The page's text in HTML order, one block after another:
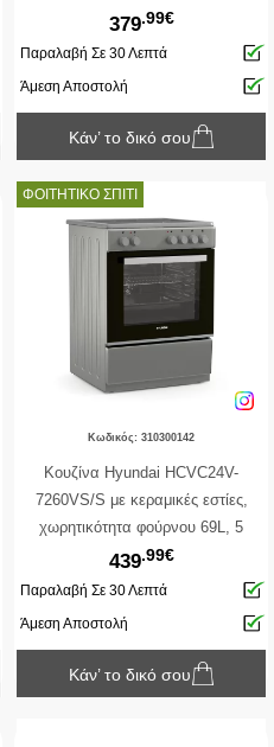
φούρνου 69L, 5 λειτουργίες
ψησίματος και ενεργειακή κλάση Α
379.99€
Παραλαβή Σε 30 Λεπτά
Άμεση Αποστολή
Κάν’ το δικό σου
ΦΟΙΤΗΤΙΚΟ ΣΠΙΤΙ
Κωδικός: 310300142
Κουζίνα Hyundai HCVC24V-
7260VS/S με κεραμικές εστίες,
χωρητικότητα φούρνου 69L, 5
λειτουργίες ψησίματος και
ενεργειακή κλάση Α
439.99€
Παραλαβή Σε 30 Λεπτά
Άμεση Αποστολή
Κάν’ το δικό σου